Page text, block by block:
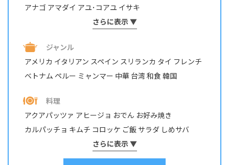
アナゴ アマダイ アユ･コアユ イサキ
イシダイ・イシガキダイイスズミイトヨリダイ
オイカワ・カワムツ・モロコ
カツオ カマス カレイカワハギカンパチ
キジハタ・アコウキスキュウセン･ベラ
グチ･イシモチ
コイ・ニゴイ コウイカ コブダイ サケ･アキアジ
サッパ・コノシロ サバ サヨリ サワラ・サゴシシイラ
スルメイカソイ
さらに表示 ▼
ジャンル
アメリカ イタリアン スペイン スリランカ タイ フレンチ
ベトナム ペルー ミャンマー 中華 台湾 和食 韓国
料理
アクアパッツァ アヒージョ おでん お好み焼き
カルパッチョ キムチ コロッケ ご飯 サラダ しめサバ
そうめん ソテータコ焼き
パスタホイル焼きマリネみりん干し
さらに表示 ▼